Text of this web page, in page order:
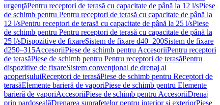
urgenţăPentru receptori de terasă cu capacitate de până la 12 l/sPiese
de schimb pentru Pentru receptori de terasă cu capacitate de până la
12 l/sPentru receptori de terasă cu capacitate de până la 25 l/sPiese
de schimb pentru Pentru receptori de terasă cu capacitate de până la
25 l/sDispozitive de fixareSistem de fixare d40–200Sistem de fixare
d250–315AccesoriiPiese de schimb pentru AccesoriiPentru receptori
de terasăPiese de schimb pentru Pentru receptori de terasăPentru
dispozitive de fixareSistem convenţional de drenaj al
acoperişuluiReceptori de terasăPiese de schimb pentru Receptori de
terasăElemente barieră de vaporiPiese de schimb pentru Elemente
barieră de vaporiAccesoriiPiese de schimb pentru AccesoriiDrenaj
prin pardosealăDrenarea suprafeţelor pentru interior şi exteriorPiese